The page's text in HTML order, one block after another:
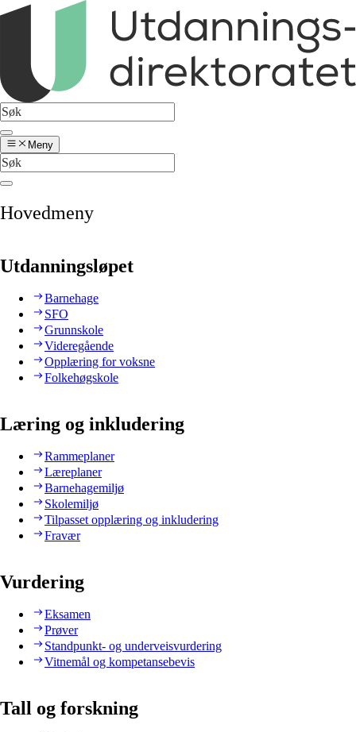
Meny
Hovedmeny
Utdanningsløpet
Barnehage
SFO
Grunnskole
Videregående
Opplæring for voksne
Folkehøgskole
Læring og inkludering
Rammeplaner
Læreplaner
Barnehagemiljø
Skolemiljø
Tilpasset opplæring og inkludering
Fravær
Vurdering
Eksamen
Prøver
Standpunkt- og underveisvurdering
Vitnemål og kompetansebevis
Tall og forskning